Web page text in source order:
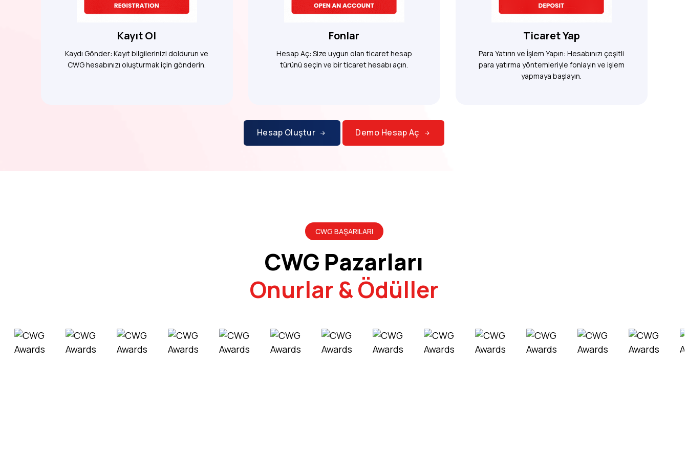
Kayıt Ol
Kaydı Gönder: Kayıt bilgilerinizi doldurun ve
CWG hesabınızı oluşturmak için gönderin.
Fonlar
Hesap Aç: Size uygun olan ticaret hesap
türünü seçin ve bir ticaret hesabı açın.
Ticaret Yap
Para Yatırın ve İşlem Yapın: Hesabınızı çeşitli
para yatırma yöntemleriyle fonlayın ve işlem
yapmaya başlayın.
Hesap Oluştur Demo Hesap Aç
CWG BAŞARILARI
CWG Pazarları
Onurlar & Ödüller